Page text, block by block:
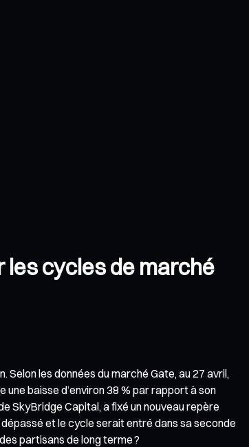
les cycles de marché
les données du marché Gate, au 27 avril,
baisse d’environ 38 % par rapport à son
SkyBridge Capital, a fixé un nouveau repère
et le cycle serait entré dans sa seconde
partisans de long terme ?